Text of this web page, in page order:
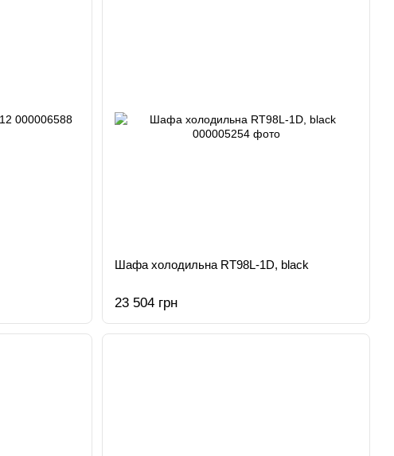
Шафа холодильна RT98L-1D, black
23 504 грн